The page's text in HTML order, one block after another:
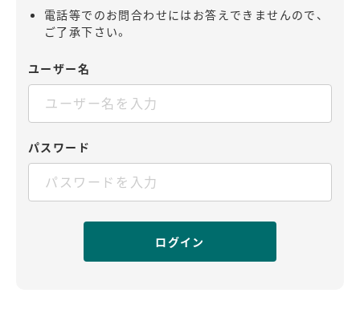
電話等でのお問合わせにはお答えできませんので、
ご了承下さい。
ユーザー名
パスワード